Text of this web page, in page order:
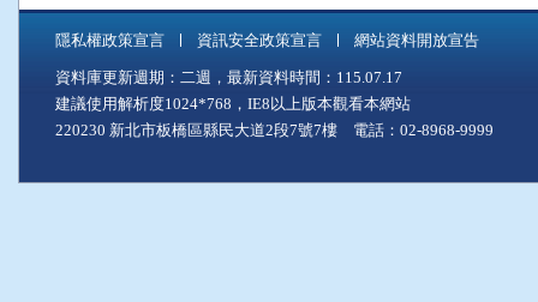
隱私權政策宣言 資訊安全政策宣言 網站資料開放宣告
資料庫更新週期：二週，最新資料時間：115.07.17
建議使用解析度1024*768，IE8以上版本觀看本網站
220230 新北市板橋區縣民大道2段7號7樓 電話：02-8968-9999